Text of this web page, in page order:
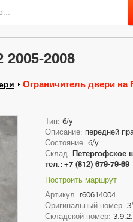
2008
Ограничитель двери на
Тип: б/у
Описание: передней
Состояние: б/у
Склад: Петергофское
тел.: +7 (812) 679-79-69
Построить маршрут
Артикул: r60614004
Оригинальный номер:
Складской номер: